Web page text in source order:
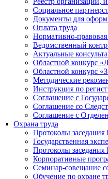
Социальное
Документы для
Оплата труда
Нормативно-правовая
Ведомственный
Актуальные
Областной конкурс
Областной конкурс
Методические
Инструкция по
Соглашение с
Соглашение со
Соглашение с
Охрана труда
Протоколы заседания
Государственная
Протоколы заседания
Корпоративные
Семинар-совещание
Обучение по охране